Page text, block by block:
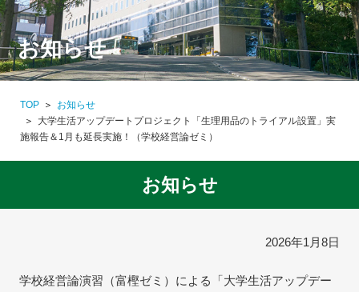
お知らせ
TOP
お知らせ
大学生活アップデートプロジェクト「生理用品のトライアル設置」実
施報告＆1月も延長実施！（学校経営論ゼミ）
お知らせ
2026年1月8日
学校経営論演習（富樫ゼミ）による「大学生活アップデー